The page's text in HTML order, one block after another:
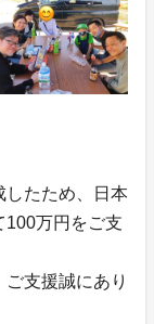
したため、日本
100万円をご支
支援誠にあり